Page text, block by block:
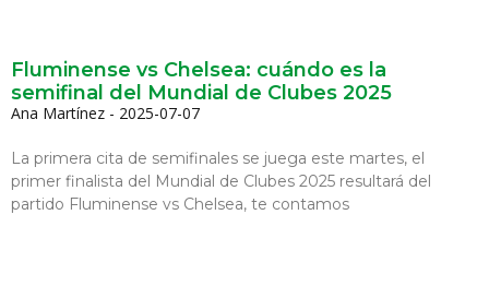
Fluminense vs Chelsea: cuándo es la
semifinal del Mundial de Clubes 2025
Ana Martínez 2025-07-07
La primera cita de semifinales se juega este martes, el
primer finalista del Mundial de Clubes 2025 resultará del
partido Fluminense vs Chelsea, te contamos